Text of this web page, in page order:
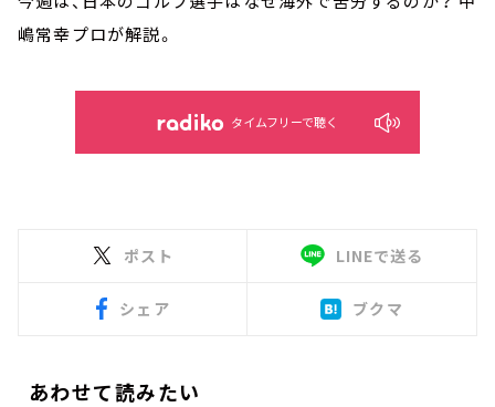
嶋常幸プロが解説。
タイムフリーで聴く
ポスト LINEで送る
シェア ブクマ
あわせて読みたい